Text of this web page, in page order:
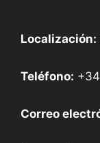
Localización:
Teléfono:
Correo